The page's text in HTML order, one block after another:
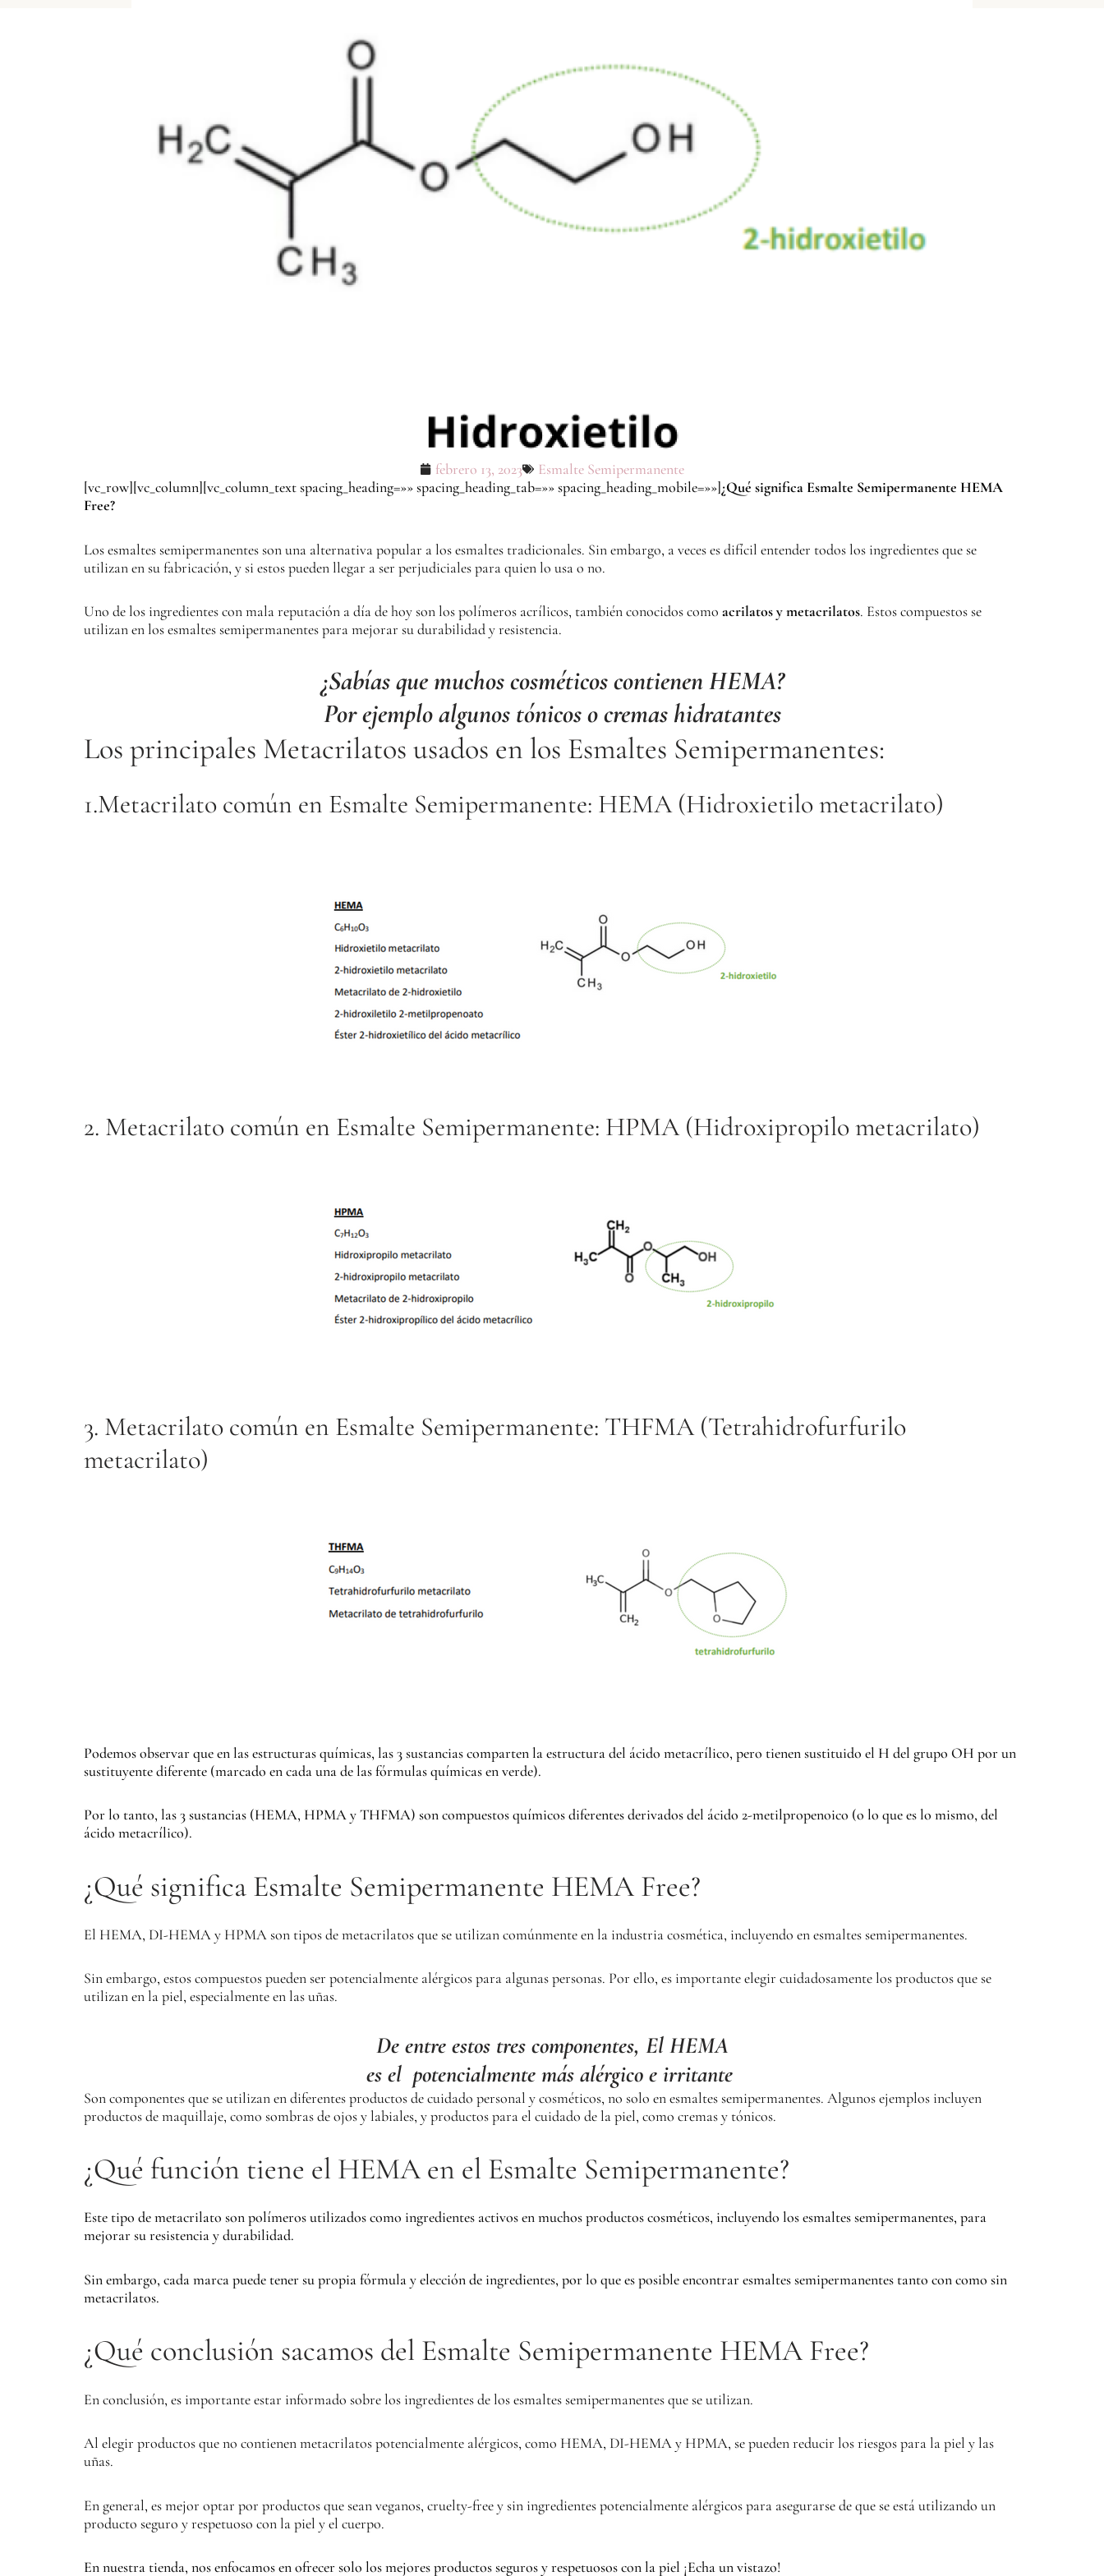
febrero 13, 2023
Esmalte Semipermanente
[vc_row][vc_column][vc_column_text spacing_heading=»» spacing_heading_tab=»» spacing_heading_mobile=»»]¿Qué significa Esmalte Semipermanente HEMA
Free?
Los esmaltes semipermanentes son una alternativa popular a los esmaltes tradicionales. Sin embargo, a veces es difícil entender todos los ingredientes que se
utilizan en su fabricación, y si estos pueden llegar a ser perjudiciales para quien lo usa o no.
Uno de los ingredientes con mala reputación a día de hoy son los polímeros acrílicos, también conocidos como acrilatos y metacrilatos. Estos compuestos se
utilizan en los esmaltes semipermanentes para mejorar su durabilidad y resistencia.
¿Sabías que muchos cosméticos contienen HEMA?
Por ejemplo algunos tónicos o cremas hidratantes
Los principales Metacrilatos usados en los Esmaltes Semipermanentes:
1.Metacrilato común en Esmalte Semipermanente: HEMA (Hidroxietilo metacrilato)
2. Metacrilato común en Esmalte Semipermanente: HPMA (Hidroxipropilo metacrilato)
3. Metacrilato común en Esmalte Semipermanente: THFMA (Tetrahidrofurfurilo
metacrilato)
Podemos observar que en las estructuras químicas, las 3 sustancias comparten la estructura del ácido metacrílico, pero tienen sustituido el H del grupo OH por un
sustituyente diferente (marcado en cada una de las fórmulas químicas en verde).
Por lo tanto, las 3 sustancias (HEMA, HPMA y THFMA) son compuestos químicos diferentes derivados del ácido 2-metilpropenoico (o lo que es lo mismo, del
ácido metacrílico).
¿Qué significa Esmalte Semipermanente HEMA Free?
El HEMA, DI-HEMA y HPMA son tipos de metacrilatos que se utilizan comúnmente en la industria cosmética, incluyendo en esmaltes semipermanentes.
Sin embargo, estos compuestos pueden ser potencialmente alérgicos para algunas personas. Por ello, es importante elegir cuidadosamente los productos que se
utilizan en la piel, especialmente en las uñas.
De entre estos tres componentes, El HEMA
es el potencialmente más alérgico e irritante
Son componentes que se utilizan en diferentes productos de cuidado personal y cosméticos, no solo en esmaltes semipermanentes. Algunos ejemplos incluyen
productos de maquillaje, como sombras de ojos y labiales, y productos para el cuidado de la piel, como cremas y tónicos.
¿Qué función tiene el HEMA en el Esmalte Semipermanente?
Este tipo de metacrilato son polímeros utilizados como ingredientes activos en muchos productos cosméticos, incluyendo los esmaltes semipermanentes, para
mejorar su resistencia y durabilidad.
Sin embargo, cada marca puede tener su propia fórmula y elección de ingredientes, por lo que es posible encontrar esmaltes semipermanentes tanto con como sin
metacrilatos.
¿Qué conclusión sacamos del Esmalte Semipermanente HEMA Free?
En conclusión, es importante estar informado sobre los ingredientes de los esmaltes semipermanentes que se utilizan.
Al elegir productos que no contienen metacrilatos potencialmente alérgicos, como HEMA, DI-HEMA y HPMA, se pueden reducir los riesgos para la piel y las
uñas.
En general, es mejor optar por productos que sean veganos, cruelty-free y sin ingredientes potencialmente alérgicos para asegurarse de que se está utilizando un
producto seguro y respetuoso con la piel y el cuerpo.
En nuestra tienda, nos enfocamos en ofrecer solo los mejores productos seguros y respetuosos con la piel ¡Echa un vistazo!